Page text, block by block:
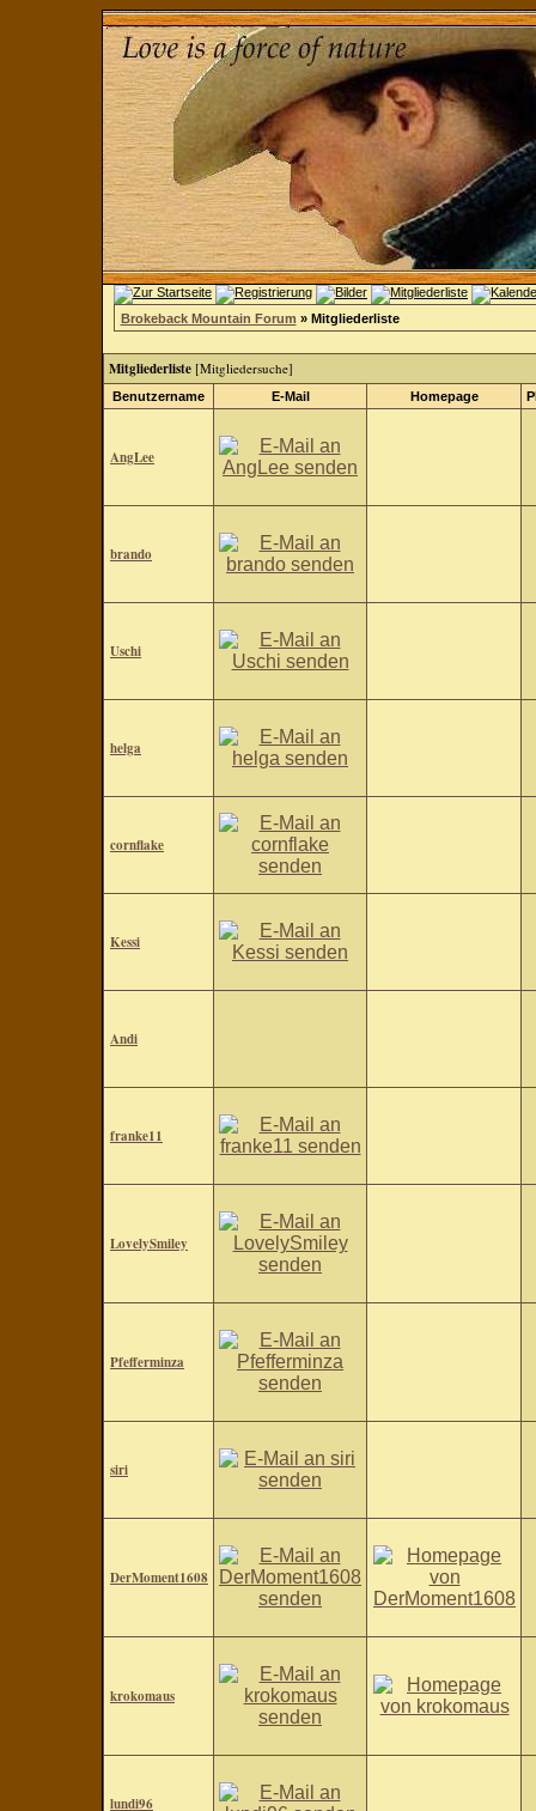
Brokeback Mountain Forum » Mitgliederliste
Mitgliederliste [Mitgliedersuche]
Benutzername E-Mail Homepage
AngLee
brando
Uschi
helga
cornflake
Kessi
Andi
franke11
LovelySmiley
Pfefferminza
siri
DerMoment1608
krokomaus
lundi96